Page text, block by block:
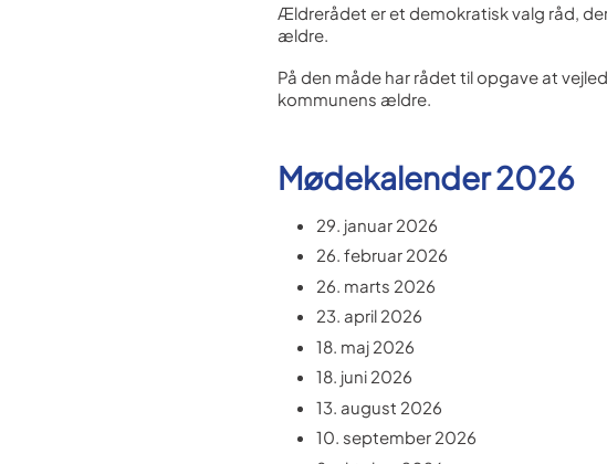
Ældrerådet er et demokratisk valg råd,
ældre.
På den måde har rådet til opgave at
kommunens ældre.
Mødekalender 2026
29. januar 2026
26. februar 2026
26. marts 2026
23. april 2026
18. maj 2026
18. juni 2026
13. august 2026
10. september 2026